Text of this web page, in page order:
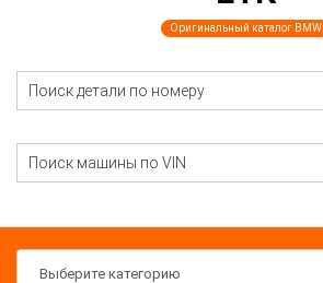
Оригинальный каталог BMW
Выберите категорию